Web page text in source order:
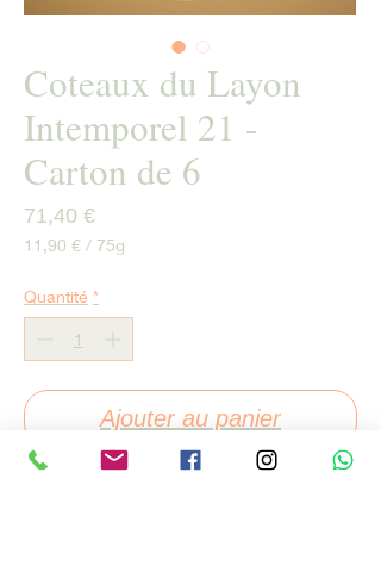
Coteaux du Layon
Intemporel 21 -
Carton de 6
71,40 €Prix
11,90 € / 75g
pour
75
Grammes
Quantité *
Ajouter au panier